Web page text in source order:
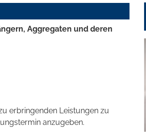
Aggregaten und deren
erbringenden Leistungen zu
anzugeben.